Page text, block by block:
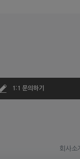
1:1 문의하기
회사소